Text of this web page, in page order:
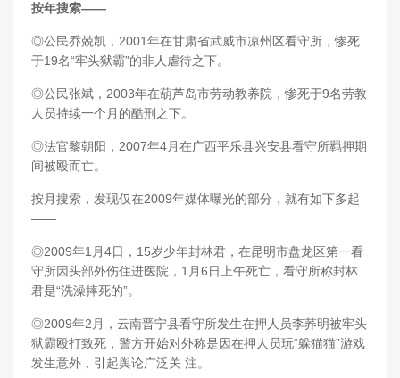
按年搜索——
◎公民乔兢凯，2001年在甘肃省武威市凉州区看守所，惨死
于19名“牢头狱霸”的非人虐待之下。
◎公民张斌，2003年在葫芦岛市劳动教养院，惨死于9名劳教
人员持续一个月的酷刑之下。
◎法官黎朝阳，2007年4月在广西平乐县兴安县看守所羁押期
间被殴而亡。
按月搜索，发现仅在2009年媒体曝光的部分，就有如下多起
——
◎2009年1月4日，15岁少年封林君，在昆明市盘龙区第一看
守所因头部外伤住进医院，1月6日上午死亡，看守所称封林
君是“洗澡摔死的”。
◎2009年2月，云南晋宁县看守所发生在押人员李荞明被牢头
狱霸殴打致死，警方开始对外称是因在押人员玩“躲猫猫”游戏
发生意外，引起舆论广泛关 注。